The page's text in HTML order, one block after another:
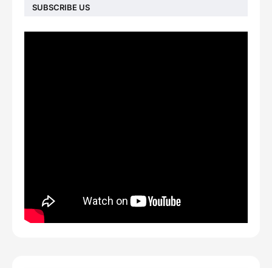
SUBSCRIBE US